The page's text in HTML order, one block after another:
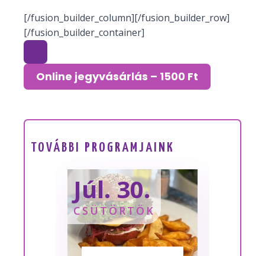
[/fusion_builder_column][/fusion_builder_row]
[/fusion_builder_container]
Online jegyvásárlás – 1500 Ft
TOVÁBBI PROGRAMJAINK
Júl. 30.
CSÜTÖRTÖK